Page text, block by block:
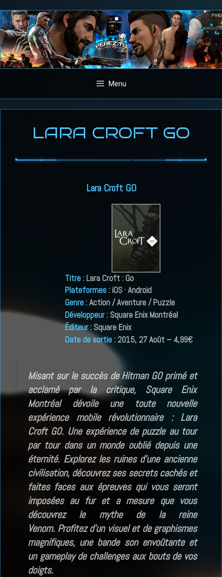
Aller
au
contenu
Menu
LARA CROFT GO
Lara Croft GO
Titre: Lara Croft : Go
Plateformes : iOS · Android
Genre :Action / Aventure / Puzzle
Développeur: Square Enix Montréal
Éditeur: Square Enix
Date de sortie: 2015, 27 Août – 4,99€
Misant sur le succès de Hitman GO primé et
acclamé par la critique, Square Enix
Montréal dévoile une toute nouvelle
expérience mobile révolutionnaire : Lara
Croft GO. Une expérience de puzzle au tour
par tour dans un monde oublié depuis une
éternité. Explorez les ruines d’une ancienne
civilisation, découvrez ses secrets cachés et
faites faces aux épreuves qui vous seront
imposées au fur et a mesure que vous
découvrez le mythe de la reine
Venom. Profitez d’un visuel et de graphismes
magnifiques, une bande son envoûtante et
un gameplay de challenges aux bouts de vos
doigts.